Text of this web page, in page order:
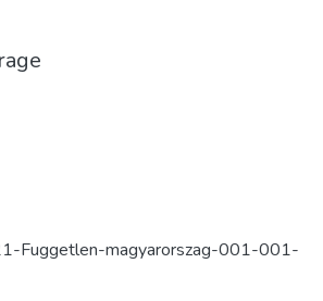
Fuggetlen-magyarorszag-001-001-